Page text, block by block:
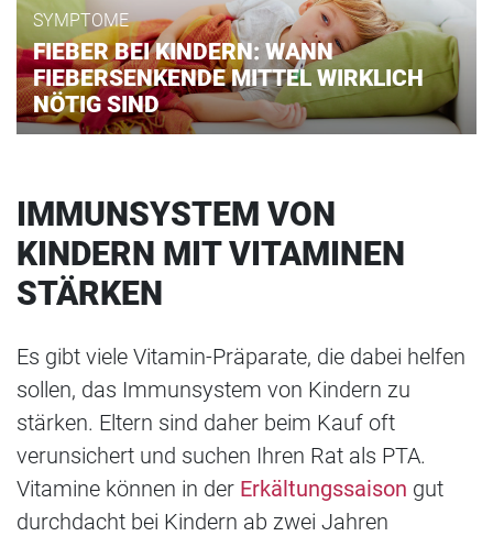
SYMPTOME
FIEBER BEI KINDERN: WANN
FIEBERSENKENDE MITTEL WIRKLICH
NÖTIG SIND
IMMUNSYSTEM VON
KINDERN MIT VITAMINEN
STÄRKEN
Es gibt viele Vitamin-Präparate, die dabei helfen
sollen, das Immunsystem von Kindern zu
stärken. Eltern sind daher beim Kauf oft
verunsichert und suchen Ihren Rat als PTA.
Vitamine können in der Erkältungssaison gut
durchdacht bei Kindern ab zwei Jahren